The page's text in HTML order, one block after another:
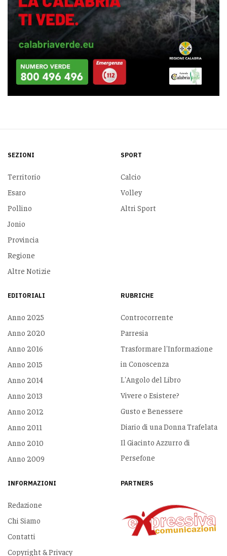
SEZIONI
Territorio
Esaro
Pollino
Jonio
Provincia
Regione
Altre Notizie
SPORT
Calcio
Volley
Altri Sport
EDITORIALI
Anno 2025
Anno 2020
Anno 2016
Anno 2015
Anno 2014
Anno 2013
Anno 2012
Anno 2011
Anno 2010
Anno 2009
RUBRICHE
Controcorrente
Parresia
Trasformare l'Informazione
in Conoscenza
L'Angolo del Libro
Vivere o Esistere?
Gusto e Benessere
Diario di una Donna Trafelata
Il Giacinto Azzurro di
Persefone
INFORMAZIONI
Redazione
Chi Siamo
Contatti
Copyright & Privacy
PARTNERS